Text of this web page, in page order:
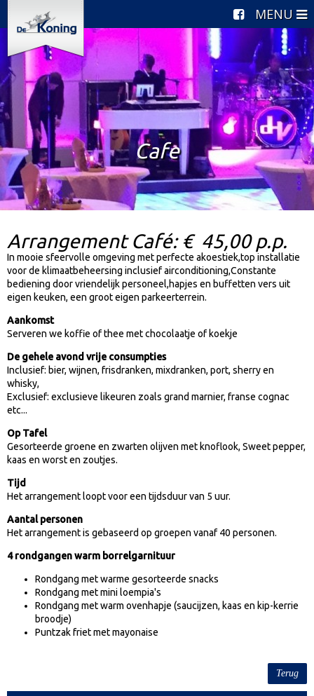
HOME
NIEUWS
OVER ONS
RONDLEIDING
FEESTEN EN PARTIJEN
BORRELBIJEENKOMSTEN
TROUWEN IN DE KONING
VERGADEREN EN CURSUSSEN
VERGADERARRANGEMENT
LUNCHVOORSTELLEN
TRADITIONELE KOFFIETAFEL
KOFFIETAFEL MET LUXE BROODJES
UW UITVAART IN DE KONING
Cafe
Arrangement Café: € 45,00 p.p.
In mooie sfeervolle omgeving met perfecte akoestiek,top installatie
voor de klimaatbeheersing inclusief airconditioning,Constante
bediening door vriendelijk personeel,hapjes en buffetten vers uit
eigen keuken, een groot eigen parkeerterrein.
Aankomst
Serveren we koffie of thee met chocolaatje of koekje
De gehele avond vrije consumpties
Inclusief: bier, wijnen, frisdranken, mixdranken, port, sherry en
whisky,
Exclusief: exclusieve likeuren zoals grand marnier, franse cognac
etc...
Op Tafel
Gesorteerde groene en zwarten olijven met knoflook, Sweet pepper,
kaas en worst en zoutjes.
Tijd
Het arrangement loopt voor een tijdsduur van 5 uur.
Aantal personen
Het arrangement is gebaseerd op groepen vanaf 40 personen.
4 rondgangen warm borrelgarnituur
Rondgang met warme gesorteerde snacks
Rondgang met mini loempia's
Rondgang met warm ovenhapje (saucijzen, kaas en kip-kerrie
broodje)
Puntzak friet met mayonaise
Terug